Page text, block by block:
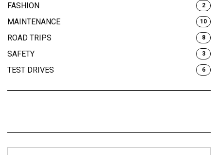
FASHION 2
MAINTENANCE 10
ROAD TRIPS 8
SAFETY 3
TEST DRIVES 6